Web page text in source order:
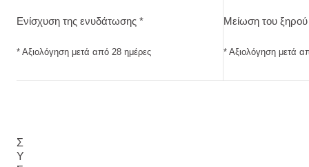
Ενίσχυση της ενυδάτωσης *
* Αξιολόγηση μετά από 28 ημέρες
Μείωση του
* Αξιολόγηση μετά
Σ
Υ